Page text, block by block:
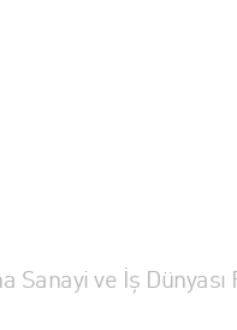
Sanayi ve İş